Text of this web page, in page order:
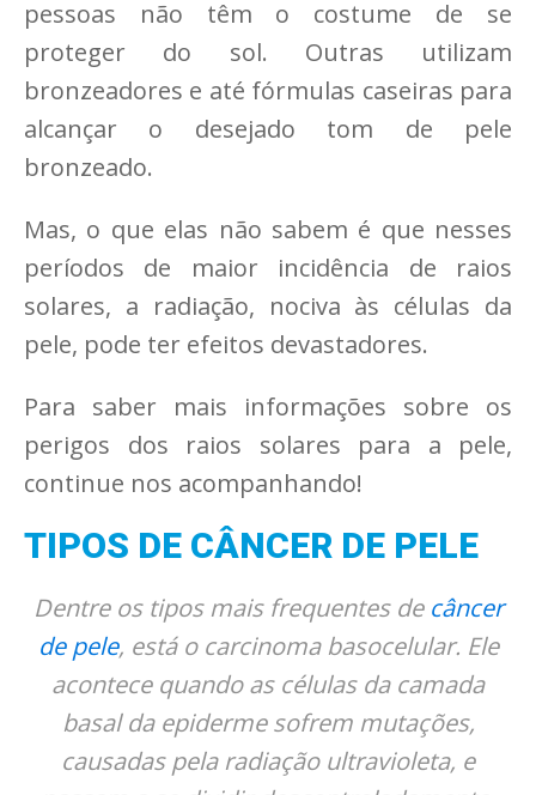
pessoas não têm o costume de se
proteger do sol. Outras utilizam
bronzeadores e até fórmulas caseiras para
alcançar o desejado tom de pele
bronzeado.
Mas, o que elas não sabem é que nesses
períodos de maior incidência de raios
solares, a radiação, nociva às células da
pele, pode ter efeitos devastadores.
Para saber mais informações sobre os
perigos dos raios solares para a pele,
continue nos acompanhando!
TIPOS DE CÂNCER DE PELE
Dentre os tipos mais frequentes de câncer
de pele, está o carcinoma basocelular. Ele
acontece quando as células da camada
basal da epiderme sofrem mutações,
causadas pela radiação ultravioleta, e